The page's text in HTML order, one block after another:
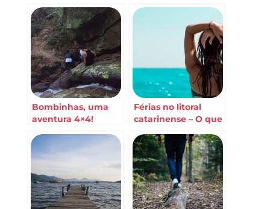
Bombinhas, uma
aventura 4×4!
Férias no litoral
catarinense – O que
Bombinhas SC?